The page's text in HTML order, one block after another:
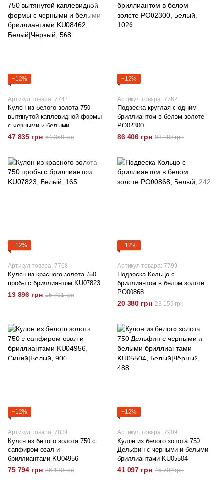
−12%
Артикул товара: 7747
Кулон из белого золота 750
вытянутой каплевидной формы
с черными и белыми
бриллиантами KU08462
47 835 грн 54 358 грн
−12%
Артикул товара: 7762
Подвеска круглая с одним
бриллиантом в белом золоте
РО02300
86 406 грн 98 188 грн
−12%
Артикул товара: 7768
Кулон из красного золота 750
пробы с бриллиантом KU07823
13 896 грн 15 791 грн
−12%
Артикул товара: 7799
Подвеска Кольцо с
бриллиантом в белом золоте
РО00868
20 380 грн 23 159 грн
−12%
Артикул товара: 7834
Кулон из белого золота 750 с
сапфиром овал и
бриллиантами KU04956
75 794 грн 86 130 грн
−12%
Артикул товара: 7909
Кулон из белого золота 750
Дельфин с черными и белыми
бриллиантами KU05504
41 097 грн 46 702 грн